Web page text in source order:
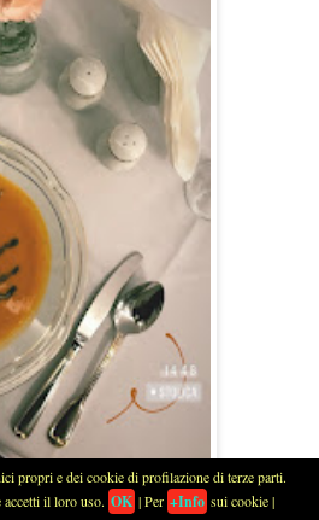
propri e dei cookie di profilazione di terze parti.
il loro uso. OK | Per +Info sui cookie |